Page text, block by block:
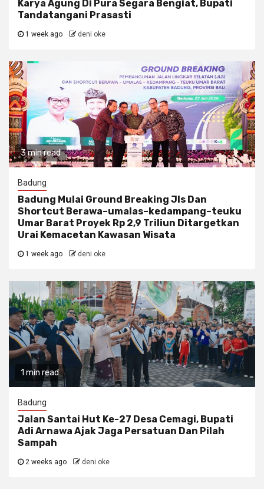
Karya Agung Di Pura Segara Bengiat, Bupati
Tandatangani Prasasti
1 week ago deni oke
3 min read
Badung
Badung Mulai Ground Breaking Jls Dan
Shortcut Berawa–umalas–kedampang–teuku
Umar Barat Proyek Rp 2,9 Triliun Ditargetkan
Urai Kemacetan Kawasan Wisata
1 week ago deni oke
1 min read
Badung
Jalan Santai Hut Ke-27 Desa Cemagi, Bupati
Adi Arnawa Ajak Jaga Persatuan Dan Pilah
Sampah
2 weeks ago deni oke